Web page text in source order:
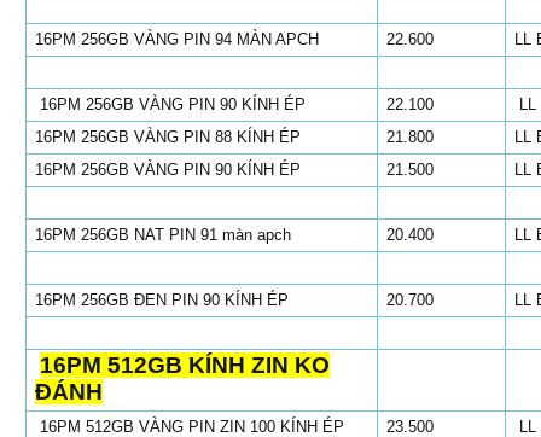
16PM 256GB VÀNG PIN 94 MÀN APCH 22.600
16PM 256GB VÀNG PIN 90 KÍNH ÉP 22.100
16PM 256GB VÀNG PIN 88 KÍNH ÉP
21.800
16PM 256GB VÀNG PIN 90 KÍNH ÉP
21.500
16PM 256GB NAT PIN 91 màn apch 20.400
16PM 256GB ĐEN PIN 90 KÍNH ÉP 20.700
16PM 512GB KÍNH ZIN KO
ĐÁNH
16PM 512GB VÀNG PIN ZIN 100 KÍNH ÉP 23.500